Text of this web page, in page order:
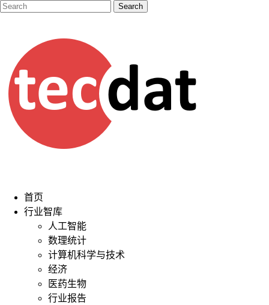
首页
行业智库
人工智能
数理统计
计算机科学与技术
经济
医药生物
行业报告